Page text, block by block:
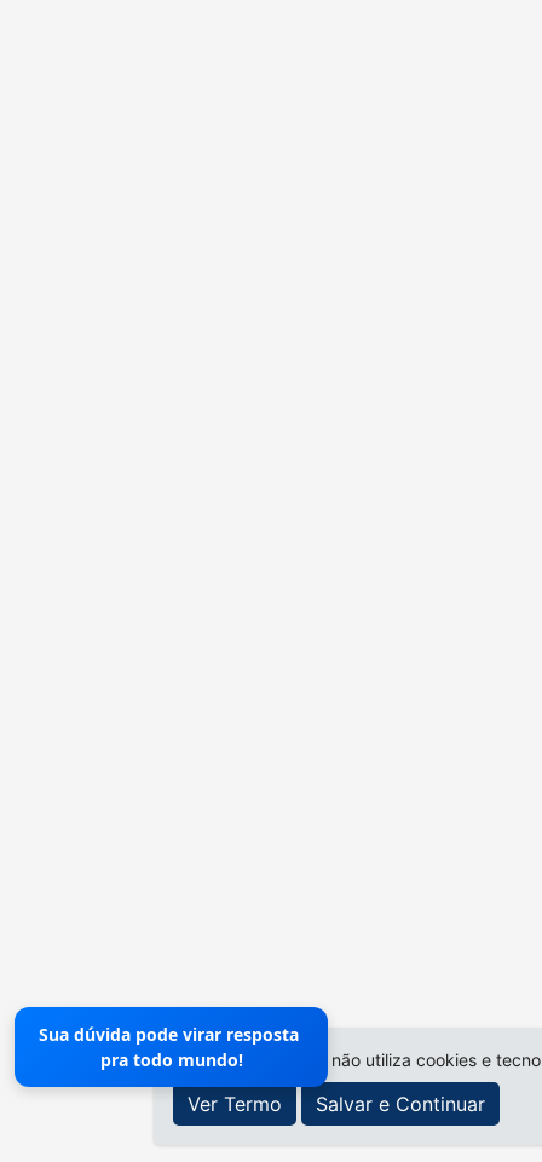
O site da Prefeitura não utiliza cookies e
Ver Termo Salvar e Continuar
Sua dúvida pode virar resposta
pra todo mundo!